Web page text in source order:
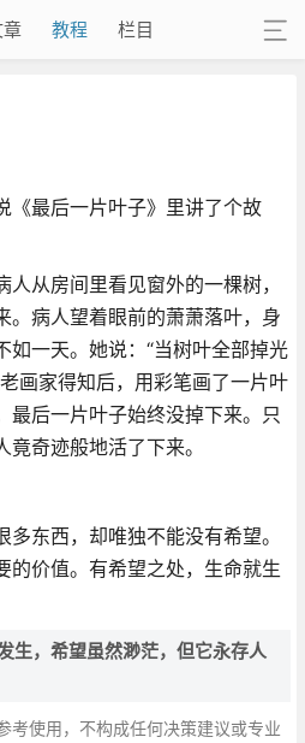
教程 栏目
《最后一片叶子》里讲了个故
从房间里看见窗外的一棵树，
。病人望着眼前的萧萧落叶，身
如一天。她说：“当树叶全部掉光
画家得知后，用彩笔画了一片叶
最后一片叶子始终没掉下来。只
奇迹般地活了下来。
东西，却唯独不能没有希望。
的价值。有希望之处，生命就生
生，希望虽然渺茫，但它永存人
考使用，不构成任何决策建议或专业